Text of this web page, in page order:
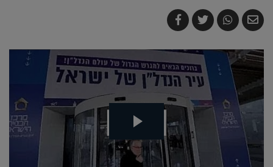
שלח
בדואר
שתף
ב-
צייץ
ב-
שתף
ב-